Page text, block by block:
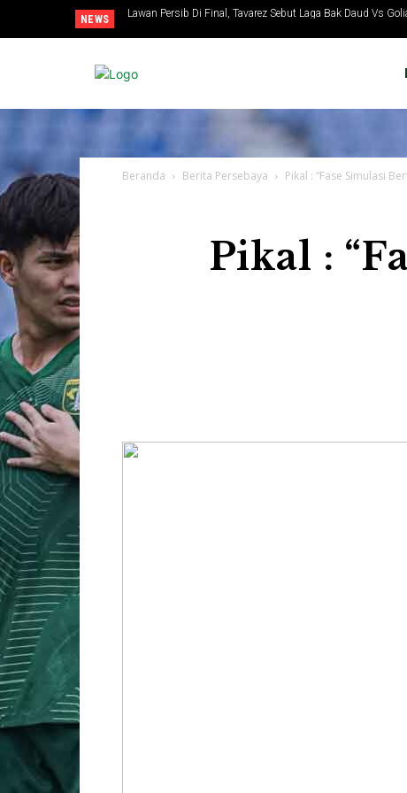
NEWS Lawan Persib Di Final, Tavarez Sebut Laga Bak Daud Vs
Beranda Berita Persebaya Pikal : “Fase Simulasi
Pikal :